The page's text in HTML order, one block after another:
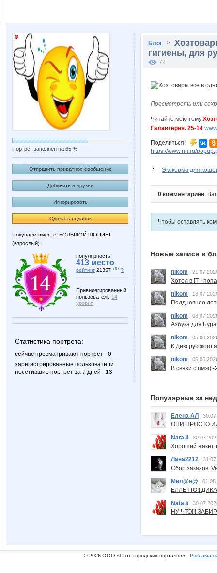
Портрет заполнен на 65 %
Отправить приватное сообщение
Добавить в друзья
Игнорировать
Сделать подарок
Покупаем вместе: БОЛЬШОЙ ШОПИНГ
(взрослый)
популярность:
413 место
рейтинг 21357 +6 ↑ ?
Привилегированный
пользователь 14
уровня
Статистика портрета:
сейчас просматривают портрет - 0
зарегистрированные пользователи
посетившие портрет за 7 дней - 13
Блог >
гигиены, для
72
Просмотреть или
Читайте мою тему
Галантерея. 25-14
Поделиться:
https://www.nn.ru/
Экокорма для
0 комментариев.
Чтобы оставлять
Новые записи в
nikom
Хотел в IT -
nikom
Полдневное
nikom
Азбука для
nikom
К Дню русского
nikom
В связи с пмэф-
Популярные за
Елена АЛ
ОНИ ПРОСТО
Nata.li
Хороший жакет
Лана2212
Сбор заказов.
Мил@н@
Nata.li
НУ ЧТО!!!
© 2026 ООО «Сеть городских порталов» · Реклама